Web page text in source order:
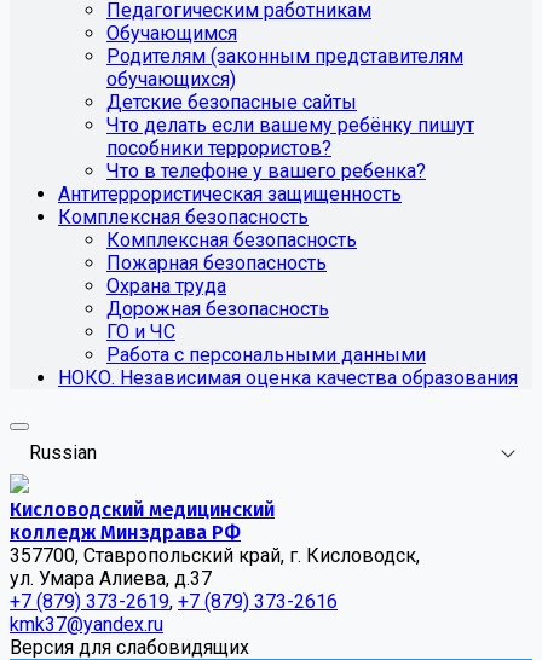
Педагогическим работникам
Обучающимся
Родителям (законным представителям
обучающихся)
Детские безопасные сайты
Что делать если вашему ребёнку пишут
пособники террористов?
Что в телефоне у вашего ребенка?
Антитеррористическая защищенность
Комплексная безопасность
Комплексная безопасность
Пожарная безопасность
Охрана труда
Дорожная безопасность
ГО и ЧС
Работа с персональными данными
НОКО. Независимая оценка качества образования
Russian
Кисловодский медицинский
колледж Минздрава РФ
357700, Ставропольский край, г. Кисловодск,
ул. Умара Алиева, д.37
+7 (879) 373-2619, +7 (879) 373-2616
kmk37@yandex.ru
Версия для слабовидящих